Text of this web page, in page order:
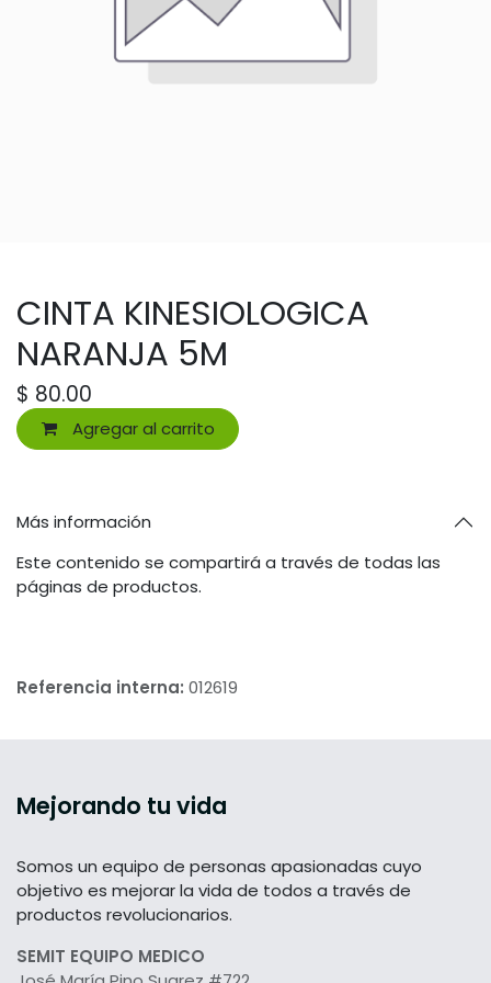
CINTA KINESIOLOGICA
NARANJA 5M
$ 80.00
Agregar al carrito
Más información
Este contenido se compartirá a través de todas las
páginas de productos.
Referencia interna: 012619
Mejorando tu vida
Somos un equipo de personas apasionadas cuyo
objetivo es mejorar la vida de todos a través de
productos revolucionarios.
SEMIT EQUIPO MEDICO